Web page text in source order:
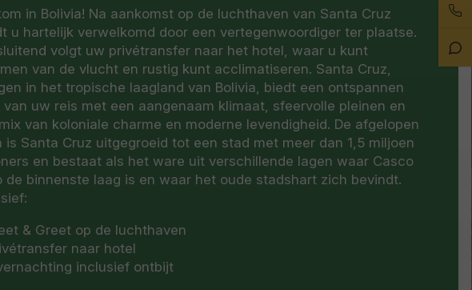
Bel
in Bolivia! Na aankomst op de luchthaven van Santa Cruz
u hartelijk verwelkomd door een vertegenwoordiger ter plaatse.
volgt uw privétransfer naar het hotel, waar u kunt
van de vlucht en rustig kunt acclimatiseren. Santa Cruz,
in het tropische laagland van Bolivia, biedt een ontspannen
van uw reis met een aangenaam klimaat, sfeervolle pleinen en
van koloniale charme en moderne levendigheid. De afgelopen
is Santa Cruz uitgegroeid tot een stad met meer dan 1,5 miljoen
en bestaat als het ware uit verschillende lagen waar Casco
de binnenste laag is en waar het oude stadshart zich bevindt.
& Greet op de luchthaven
naar hotel
inclusief ontbijt